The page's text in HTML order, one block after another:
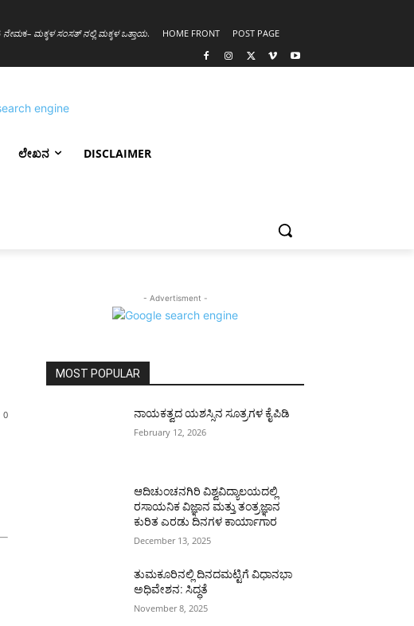
ನೇಮಕ– ಮಕ್ಕಳ ಸಂಸತ್ ನಲ್ಲಿ ಮಕ್ಕಳ ಒತ್ತಾಯ. HOME FRONT POST PAGE
ಲೇಖನ DISCLAIMER
0
- Advertisment -
MOST POPULAR
ನಾಯಕತ್ವದ ಯಶಸ್ಸಿನ ಸೂತ್ರಗಳ ಕೈಪಿಡಿ
February 12, 2026
ಆದಿಚುಂಚನಗಿರಿ ವಿಶ್ವವಿದ್ಯಾಲಯದಲ್ಲಿ
ರಸಾಯನಿಕ ವಿಜ್ಞಾನ ಮತ್ತು ತಂತ್ರಜ್ಞಾನ
ಕುರಿತ ಎರಡು ದಿನಗಳ ಕಾರ್ಯಾಗಾರ
December 13, 2025
ತುಮಕೂರಿನಲ್ಲಿ ದಿನದಮಟ್ಟಿಗೆ ವಿಧಾನಭಾ
ಅಧಿವೇಶನ: ಸಿದ್ಧತೆ
November 8, 2025